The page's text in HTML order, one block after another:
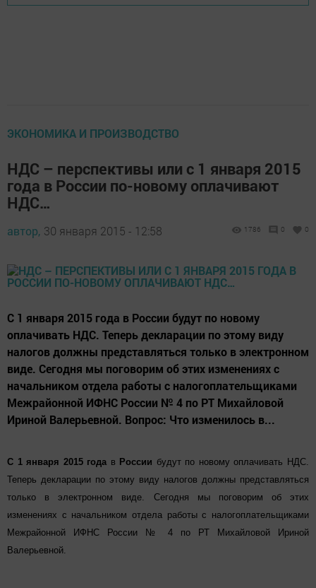
ЭКОНОМИКА И ПРОИЗВОДСТВО
НДС – перспективы или с 1 января 2015
года в России по-новому оплачивают
НДС…
автор, 30 января 2015 - 12:58 1786 0 0
С 1 января 2015 года в России будут по новому
оплачивать НДС. Теперь декларации по этому виду
налогов должны представляться только в электронном
виде. Сегодня мы поговорим об этих изменениях с
начальником отдела работы с налогоплательщиками
Межрайонной ИФНС России № 4 по РТ Михайловой
Ириной Валерьевной. Вопрос: Что изменилось в...
С 1 января 2015 года в России будут по новому оплачивать НДС.
Теперь декларации по этому виду налогов должны представляться
только в электронном виде. Сегодня мы поговорим об этих
изменениях с начальником отдела работы с налогоплательщиками
Межрайонной ИФНС России № 4 по РТ Михайловой Ириной
Валерьевной.